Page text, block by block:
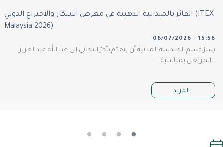
الفائز بالميدالية الذهبية في معرض الابتكار والاختراع الدولي (ITEX
Malaysia 2026)
06/07/2026 - 15:56
يسرّ قسم الهندسة المدنية أن يتقدّم بأحرّ التهاني إلى عبدالله عبدالعزيز